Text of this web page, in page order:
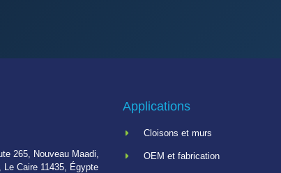
265, Nouveau Maadi,
Le Caire 11435, Égypte
Applications
Cloisons et murs
OEM et fabrication